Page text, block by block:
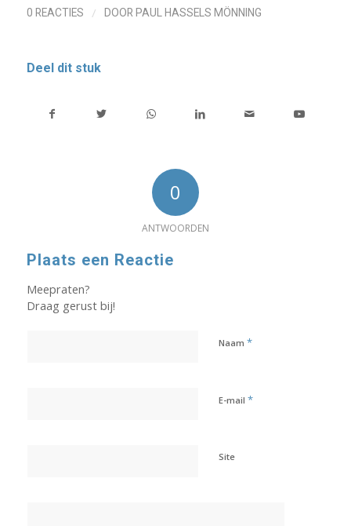
0 REACTIES / DOOR PAUL HASSELS MÖNNING
Deel dit stuk
0
ANTWOORDEN
Plaats een Reactie
Meepraten?
Draag gerust bij!
Naam *
E-mail *
Site